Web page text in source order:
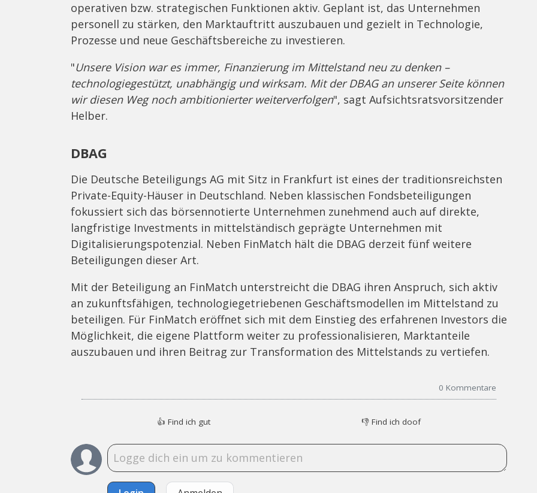
operativen bzw. strategischen Funktionen aktiv. Geplant ist, das Unternehmen
personell zu stärken, den Marktauftritt auszubauen und gezielt in Technologie,
Prozesse und neue Geschäftsbereiche zu investieren.
"Unsere Vision war es immer, Finanzierung im Mittelstand neu zu denken –
technologiegestützt, unabhängig und wirksam. Mit der DBAG an unserer Seite können
wir diesen Weg noch ambitionierter weiterverfolgen", sagt Aufsichtsratsvorsitzender
Helber.
DBAG
Die Deutsche Beteiligungs AG mit Sitz in Frankfurt ist eines der traditionsreichsten
Private-Equity-Häuser in Deutschland. Neben klassischen Fondsbeteiligungen
fokussiert sich das börsennotierte Unternehmen zunehmend auch auf direkte,
langfristige Investments in mittelständisch geprägte Unternehmen mit
Digitalisierungspotenzial. Neben FinMatch hält die DBAG derzeit fünf weitere
Beteiligungen dieser Art.
Mit der Beteiligung an FinMatch unterstreicht die DBAG ihren Anspruch, sich aktiv
an zukunftsfähigen, technologiegetriebenen Geschäftsmodellen im Mittelstand zu
beteiligen. Für FinMatch eröffnet sich mit dem Einstieg des erfahrenen Investors die
Möglichkeit, die eigene Plattform weiter zu professionalisieren, Marktanteile
auszubauen und ihren Beitrag zur Transformation des Mittelstands zu vertiefen.
0 Kommentare
👍 Find ich gut 👎 Find ich doof